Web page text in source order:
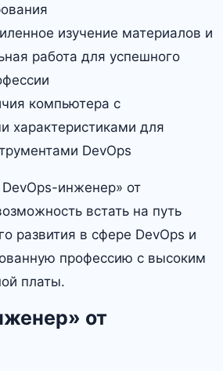
изучение материалов и
работа для успешного
компьютера с
характеристиками для
DevOps
инженер» от
встать на путь
развития в сфере DevOps и
профессию с высоким
платы.​
от